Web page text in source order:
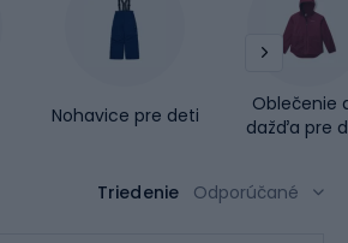
Nohavice pre deti
Oblečenie
dažďa pre
Triedenie Odporúčané